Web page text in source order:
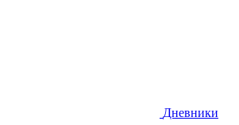
Дневники